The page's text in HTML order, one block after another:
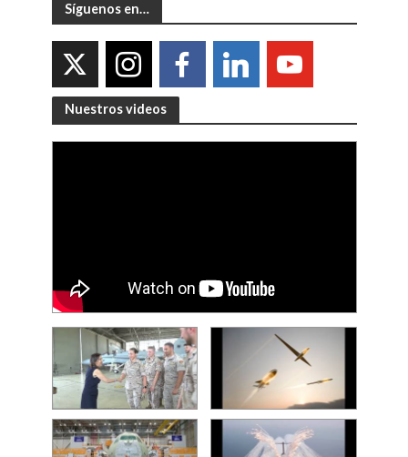
Síguenos en…
Nuestros videos